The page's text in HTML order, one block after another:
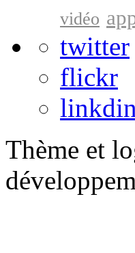
vidéo
twitter
flickr
linkdin
Thème et